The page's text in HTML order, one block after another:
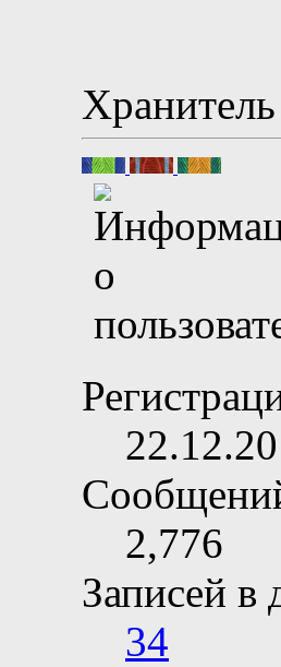
Хранитель
2,776
Записей в
34